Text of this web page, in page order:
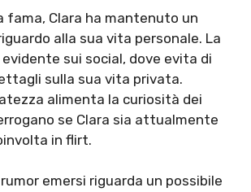
fama, Clara ha mantenuto un
alla sua vita personale. La
sui social, dove evita di
sulla sua vita privata.
alimenta la curiosità dei
se Clara sia attualmente
in flirt.
emersi riguarda un possibile